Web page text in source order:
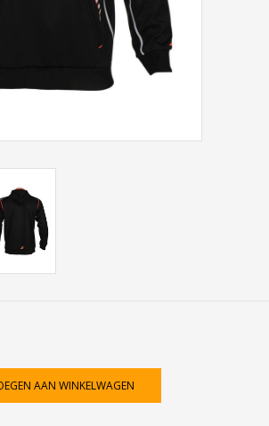
AAN WINKELWAGEN